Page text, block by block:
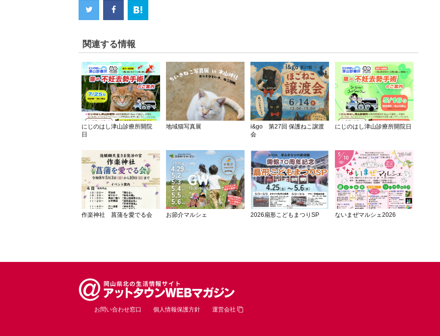
関連する情報
にじのはし津山診療所開院
日
地域猫写真展
i&go 第27回 保護ねこ譲渡
会
にじのはし津山診療所開院日
作楽神社 菖蒲を愛でる会 お節介マルシェ 2026扇形こどもまつりSP ないまぜマルシェ2026
お問い合わせ窓口 個人情報保護方針 運営会社